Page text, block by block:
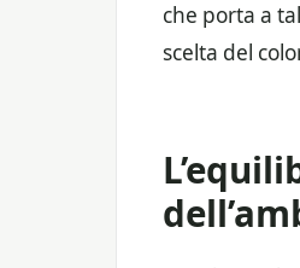
che porta a
scelta del